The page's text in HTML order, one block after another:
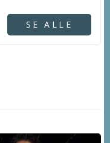
SE ALLE